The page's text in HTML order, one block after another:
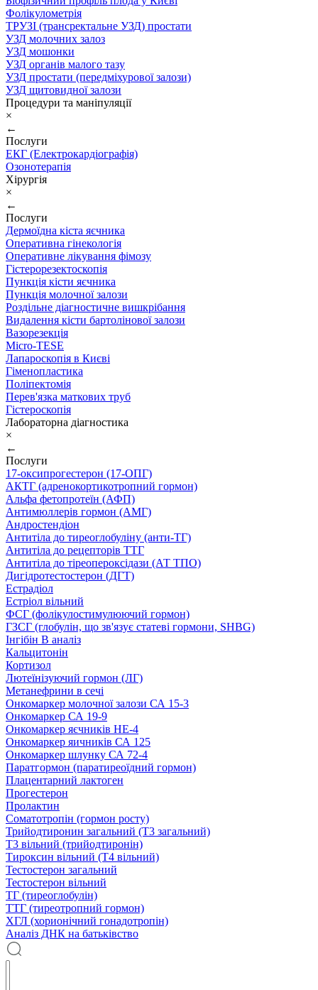
Фолікулометрія
ТРУЗІ (трансректальне УЗД) простати
УЗД молочних залоз
УЗД мошонки
УЗД органів малого тазу
УЗД простати (передміхурової залози)
УЗД щитовидної залози
Процедури та маніпуляції
×
←
Послуги
ЕКГ (Електрокардіографія)
Озонотерапія
Хірургія
×
←
Послуги
Дермоїдна кіста яєчника
Оперативна гінекологія
Оперативне лікування фімозу
Гістерорезектоскопія
Пункція кісти яєчника
Пункція молочної залози
Роздільне діагностичне вишкрібання
Видалення кісти бартолінової залози
Вазорезекція
Micro-TESE
Лапароскопія в Києві
Гіменопластика
Поліпектомія
Перев'язка маткових труб
Гістероскопія
Лабораторна діагностика
×
←
Послуги
17-оксипрогестерон (17-ОПГ)
АКТГ (адренокортикотропний гормон)
Альфа фетопротеїн (АФП)
Антимюллерів гормон (АМГ)
Андростендіон
Антитіла до тиреоглобуліну (анти-ТГ)
Антитіла до рецепторів ТТГ
Антитіла до тіреопероксідази (АТ ТПО)
Дигідротестостерон (ДГТ)
Естрадіол
Естріол вільний
ФСГ (фолікулостимулюючий гормон)
ГЗСГ (глобулін, що зв'язує статеві гормони, SHBG)
Інгібін B аналіз
Кальцитонін
Кортизол
Лютеїнізуючий гормон (ЛГ)
Метанефрини в сечі
Онкомаркер молочної залози СА 15-3
Онкомаркер СА 19-9
Онкомаркер яєчників НЕ-4
Онкомаркер яичників СА 125
Онкомаркер шлунку СА 72-4
Паратгормон (паратиреоїдний гормон)
Плацентарний лактоген
Прогестерон
Пролактин
Соматотропін (гормон росту)
Трийодтиронин загальний (Т3 загальний)
Т3 вільний (трийодтиронін)
Тироксин вільний (Т4 вільний)
Тестостерон загальний
Тестостерон вільний
ТГ (тиреоглобулін)
ТТГ (тиреотропний гормон)
ХГЛ (хорионічний гонадотропін)
Аналіз ДНК на батьківство